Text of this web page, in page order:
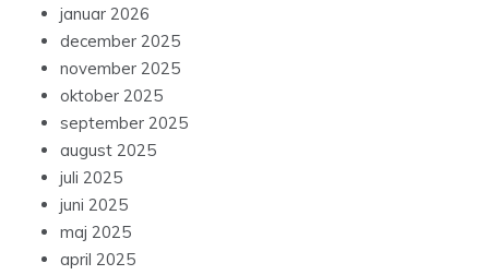
januar 2026
december 2025
november 2025
oktober 2025
september 2025
august 2025
juli 2025
juni 2025
maj 2025
april 2025